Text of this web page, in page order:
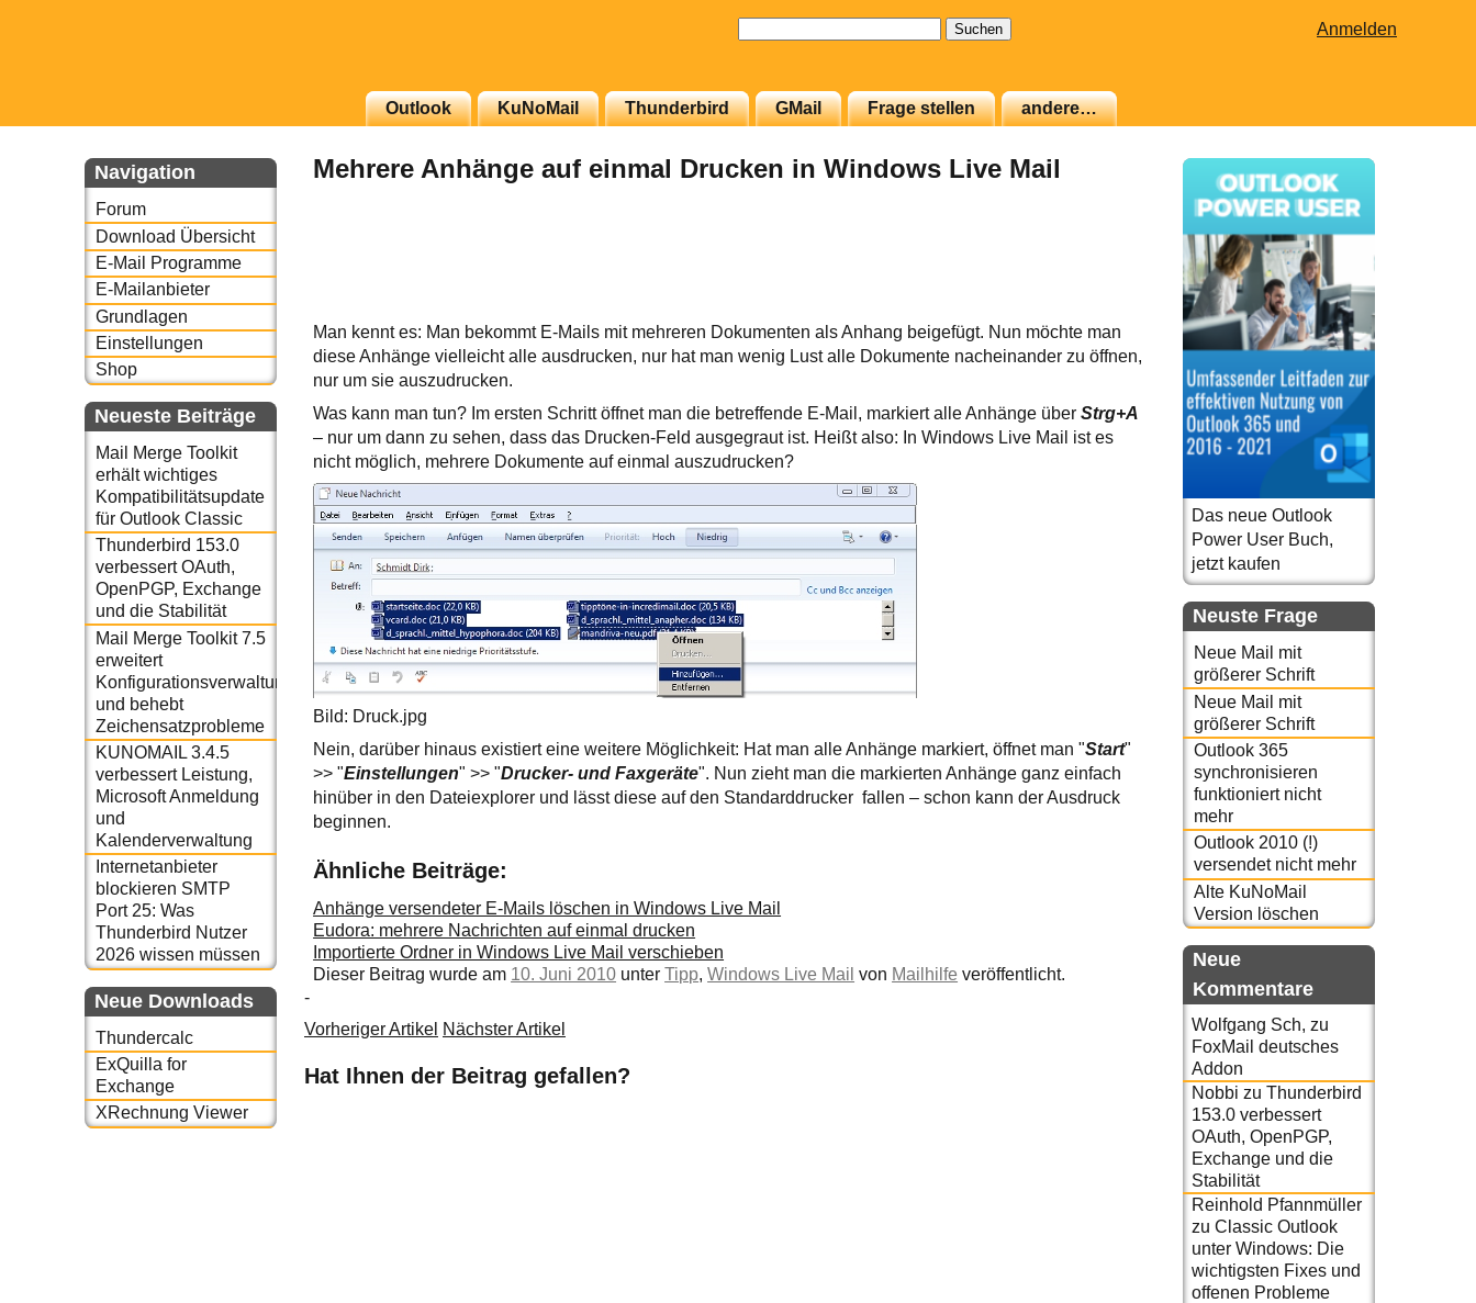
Anmelden
Outlook KuNoMail Thunderbird GMail Frage stellen andere…
Navigation
Forum
Download Übersicht
E-Mail Programme
E-Mailanbieter
Grundlagen
Einstellungen
Shop
Neueste Beiträge
Mail Merge Toolkit
erhält wichtiges
Kompatibilitätsupdate
für Outlook Classic
Thunderbird 153.0
verbessert OAuth,
OpenPGP, Exchange
und die Stabilität
Mail Merge Toolkit 7.5
erweitert
Konfigurationsverwaltung
und behebt
Zeichensatzprobleme
KUNOMAIL 3.4.5
verbessert Leistung,
Microsoft Anmeldung
und
Kalenderverwaltung
Internetanbieter
blockieren SMTP
Port 25: Was
Thunderbird Nutzer
2026 wissen müssen
Neue Downloads
Thundercalc
ExQuilla for
Exchange
XRechnung Viewer
Mehrere Anhänge auf einmal Drucken in Windows Live Mail
Man kennt es: Man bekommt E-Mails mit mehreren Dokumenten als Anhang beigefügt. Nun möchte man
diese Anhänge vielleicht alle ausdrucken, nur hat man wenig Lust alle Dokumente nacheinander zu öffnen,
nur um sie auszudrucken.
Was kann man tun? Im ersten Schritt öffnet man die betreffende E-Mail, markiert alle Anhänge überStrg+A
– nur um dann zu sehen, dass das Drucken-Feld ausgegraut ist. Heißt also: In Windows Live Mail ist es
nicht möglich, mehrere Dokumente auf einmal auszudrucken?
Bild: Druck.jpg
Nein, darüber hinaus existiert eine weitere Möglichkeit: Hat man alle Anhänge markiert, öffnet man "Start"
>> "Einstellungen" >> "Drucker- und Faxgeräte". Nun zieht man die markierten Anhänge ganz einfach
hinüber in den Dateiexplorer und lässt diese auf den Standarddrucker fallen – schon kann der Ausdruck
beginnen.
Ähnliche Beiträge:
Anhänge versendeter E-Mails löschen in Windows Live Mail
Eudora: mehrere Nachrichten auf einmal drucken
Importierte Ordner in Windows Live Mail verschieben
Dieser Beitrag wurde am 10. Juni 2010 unterTipp,Windows Live Mail von Mailhilfe veröffentlicht.
-
Vorheriger Artikel Nächster Artikel
Hat Ihnen der Beitrag gefallen?
Das neue Outlook
Power User Buch,
jetzt kaufen
Neuste Frage
Neue Mail mit
größerer Schrift
Neue Mail mit
größerer Schrift
Outlook 365
synchronisieren
funktioniert nicht
mehr
Outlook 2010 (!)
versendet nicht mehr
Alte KuNoMail
Version löschen
Neue
Kommentare
Wolfgang Sch, zu
FoxMail deutsches
Addon
Nobbi zu Thunderbird
153.0 verbessert
OAuth, OpenPGP,
Exchange und die
Stabilität
Reinhold Pfannmüller
zu Classic Outlook
unter Windows: Die
wichtigsten Fixes und
offenen Probleme
oder auch